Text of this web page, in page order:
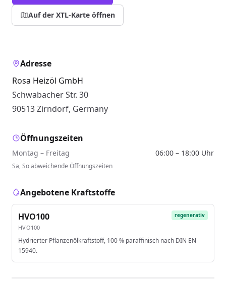
Auf der XTL-Karte öffnen
Adresse
Rosa Heizöl GmbH
Schwabacher Str. 30
90513 Zirndorf, Germany
Öffnungszeiten
Montag – Freitag 06:00 – 18:00 Uhr
Sa, So abweichende Öffnungszeiten
Angebotene Kraftstoffe
HVO100
HVO100
regenerativ
Hydrierter Pflanzenölkraftstoff, 100 % paraffinisch nach DIN EN
15940.